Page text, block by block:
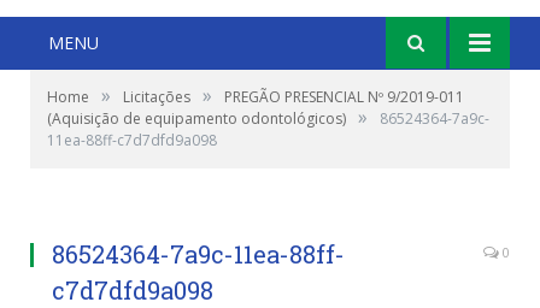
MENU
Home » Licitações »
PREGÃO PRESENCIAL Nº 9/2019-011
(Aquisição de equipamento odontológicos) »
86524364-7a9c-
11ea-88ff-c7d7dfd9a098
86524364-7a9c-11ea-88ff-
c7d7dfd9a098
0